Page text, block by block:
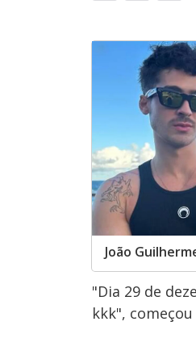
João
"Dia 29 de
kkk",